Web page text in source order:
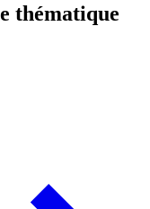
thématique